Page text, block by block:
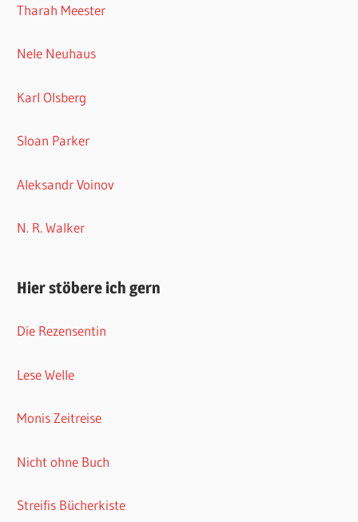
Tharah Meester
Nele Neuhaus
Karl Olsberg
Sloan Parker
Aleksandr Voinov
N. R. Walker
Hier stöbere ich gern
Die Rezensentin
Lese Welle
Monis Zeitreise
Nicht ohne Buch
Streifis Bücherkiste